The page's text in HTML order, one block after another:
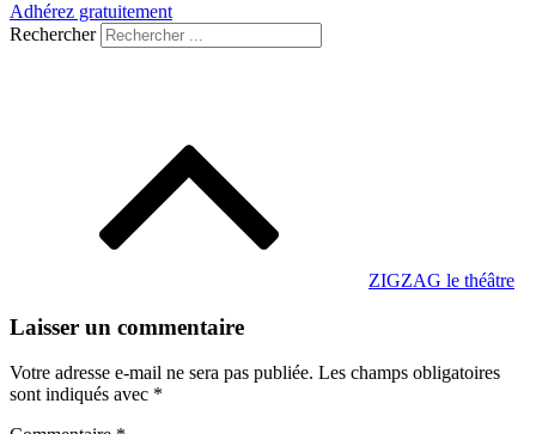
Adhérez gratuitement
Rechercher
ZIGZAG le théâtre
Laisser un commentaire
Votre adresse e-mail ne sera pas publiée. Les champs obligatoires
sont indiqués avec *